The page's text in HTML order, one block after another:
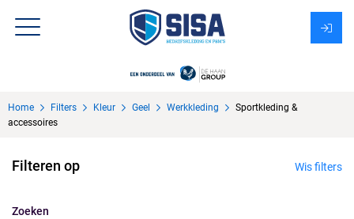
Over Sisa
Home Filters Kleur Geel Werkkleding
Sportkleding &
accessoires
Filteren op Wis filters
Zoeken